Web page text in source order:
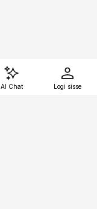
AI Chat Logi sisse